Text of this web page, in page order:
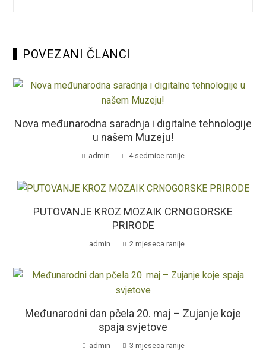
POVEZANI ČLANCI
Nova međunarodna saradnja i digitalne tehnologije
u našem Muzeju!
admin 4 sedmice ranije
PUTOVANJE KROZ MOZAIK CRNOGORSKE
PRIRODE
admin 2 mjeseca ranije
Međunarodni dan pčela 20. maj – Zujanje koje
spaja svjetove
admin 3 mjeseca ranije